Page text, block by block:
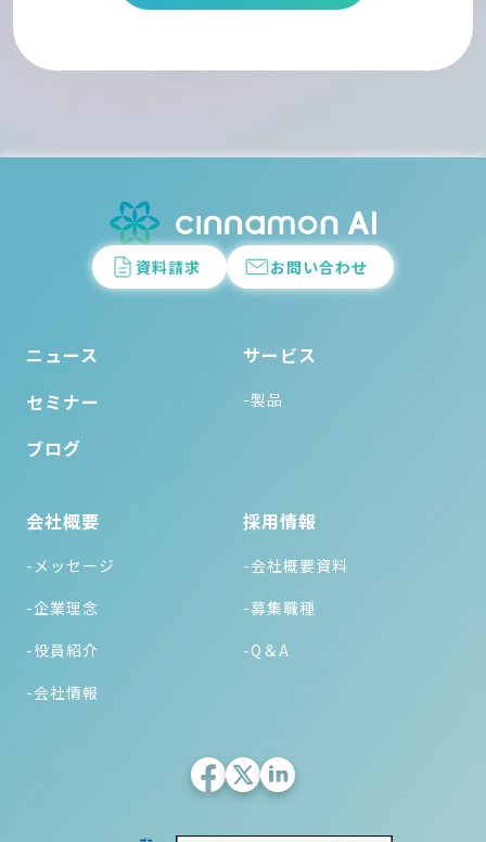
資料請求 お問い合わせ
ニュース
セミナー
ブログ
サービス
-製品
会社概要
-メッセージ
-企業理念
-役員紹介
-会社情報
採用情報
-会社概要資料
-募集職種
-Q＆A